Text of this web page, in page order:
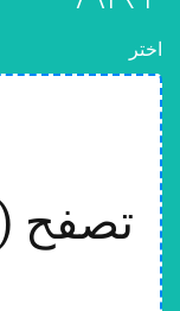
اختر
تصفح